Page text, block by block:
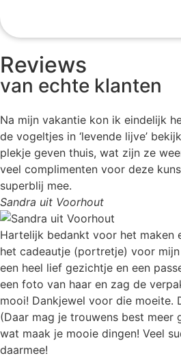
Reviews
van echte klanten
Na mijn vakantie kon ik eindelijk
de vogeltjes in ‘levende lijve’
plekje geven thuis, wat zijn ze
veel complimenten voor deze
superblij mee.
Sandra uit Voorhout
Hartelijk bedankt voor het maken
het cadeautje (portretje) voor
een heel lief gezichtje en een
een foto van haar en zag de
mooi! Dankjewel voor die moeite.
(Daar mag je trouwens best meer
wat maak je mooie dingen! Veel
daarmee!